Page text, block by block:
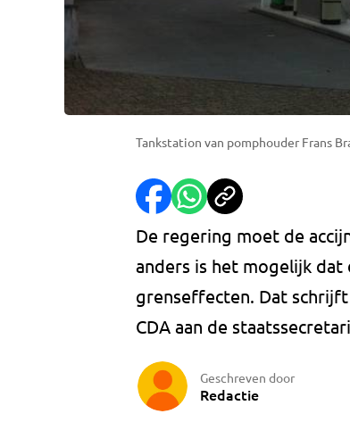
Tankstation van pomphouder Frans
De regering moet de
anders is het mogelijk
grenseffecten. Dat
CDA aan de
Geschreven door
Redactie